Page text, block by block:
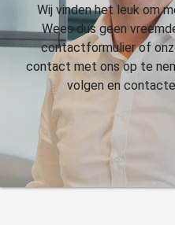
Wij vinden het leuk om
Wees dus geen
contactformulier of
contact met ons op te
volgen en